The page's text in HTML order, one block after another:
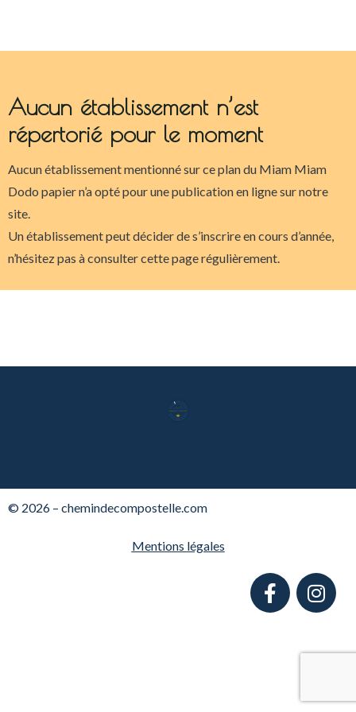
Aucun établissement n’est
répertorié pour le moment
Aucun établissement mentionné sur ce plan du Miam Miam
Dodo papier n’a opté pour une publication en ligne sur notre
site.
Un établissement peut décider de s’inscrire en cours d’année,
n’hésitez pas à consulter cette page régulièrement.
© 2026 – chemindecompostelle.com
Mentions légales